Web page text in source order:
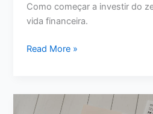
Como começar a investir do
vida financeira.
Como
investir
do
Read More »